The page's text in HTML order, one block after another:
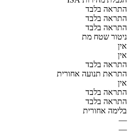
התראה בלבד
התראה בלבד
התראה בלבד
ניטור שטח מת
אין
אין
התראה בלבד
התראת תנועה אחורית
אין
התראה בלבד
התראה בלבד
בלימה אחורית
—
—